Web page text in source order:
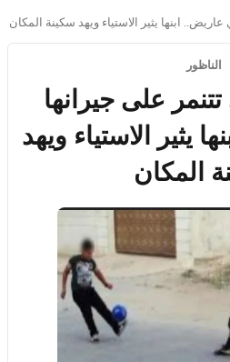
ابنها يثير الاستياء ويهد سكينة المكان
الناظور
على جيرانها
يثير الاستياء ويهد
المكان